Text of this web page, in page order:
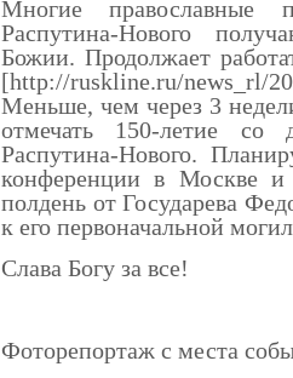
Многие православные
Распутина-Нового
Божии. Продолжает
[http://ruskline.ru/news_rl/
Меньше, чем через 3
отмечать 150-летие со
Распутина-Нового.
конференции в Москве и
полдень от Государева
к его первоначальной
Слава Богу за все!
Фоторепортаж с места